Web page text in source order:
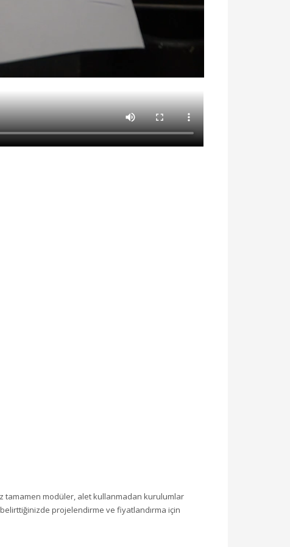
tamamen modüler, alet kullanmadan kurulumlar
projelendirme ve fiyatlandırma için